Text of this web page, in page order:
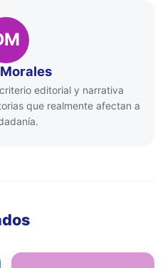
editorial y narrativa
que realmente afectan a